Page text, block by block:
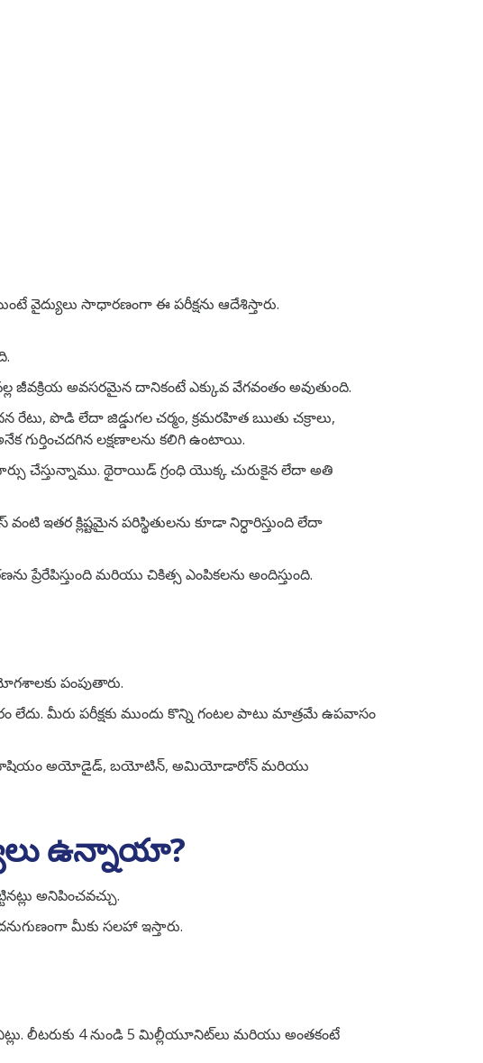
వైద్యులు సాధారణంగా ఈ పరీక్షను ఆదేశిస్తారు.
అవసరమైన దానికంటే ఎక్కువ వేగవంతం అవుతుంది.
పొడి లేదా జిడ్డుగల చర్మం, క్రమరహిత ఋతు చక్రాలు,
గుర్తించదగిన లక్షణాలను కలిగి ఉంటాయి.
చేస్తున్నాము. థైరాయిడ్ గ్రంధి యొక్క చురుకైన లేదా అతి
క్లిష్టమైన పరిస్థితులను కూడా నిర్ధారిస్తుంది లేదా
ప్రేరేపిస్తుంది మరియు చికిత్స ఎంపికలను అందిస్తుంది.
పంపుతారు.
లేదు. మీరు పరీక్షకు ముందు కొన్ని గంటల పాటు మాత్రమే ఉపవాసం
పొటాషియం అయోడైడ్, బయోటిన్, అమియోడారోన్ మరియు
ఉన్నాయా?
అనిపించవచ్చు.
మీకు సలహా ఇస్తారు.
లీటరుకు 4 నుండి 5 మిల్లీయూనిట్‌లు మరియు అంతకంటే